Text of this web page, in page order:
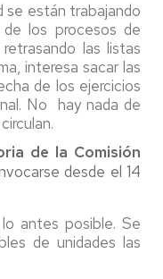
se están trabajando
de los procesos de
las listas
interesa sacar las
de los ejercicios
No hay nada de
de la Comisión
desde el 14
antes posible. Se
de unidades las